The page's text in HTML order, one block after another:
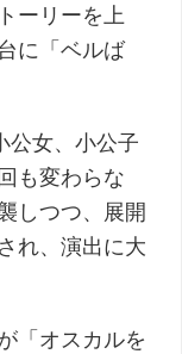
ーリーを上
に「ベルば
公女、小公子
も変わらな
しつつ、展開
れ、演出に大
「オスカルを